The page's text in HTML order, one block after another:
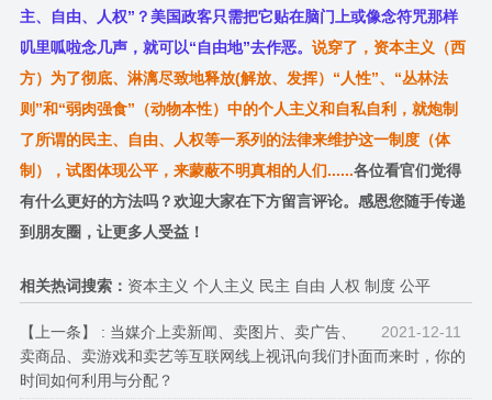
主、自由、人权”？美国政客只需把它贴在脑门上或像念符咒那样
叽里呱啦念几声，就可以“自由地”去作恶。 说穿了，资本主义（西
方）为了彻底、淋漓尽致地释放(解放、发挥）“人性”、“丛林法
则”和“弱肉强食”（动物本性）中的个人主义和自私自利，就炮制
了所谓的民主、自由、人权等一系列的法律来维护这一制度（体
制），试图体现公平，来蒙蔽不明真相的人们......各位看官们觉得
有什么更好的方法吗？欢迎大家在下方留言评论。感恩您随手传递
到朋友圈，让更多人受益！
相关热词搜索： 资本主义 个人主义 民主 自由 人权 制度 公平
【上一条】 : 2021-12-11
当媒介上卖新闻、卖图片、卖广告、
卖商品、卖游戏和卖艺等互联网线上视讯向我们扑面而来时，你的
时间如何利用与分配？